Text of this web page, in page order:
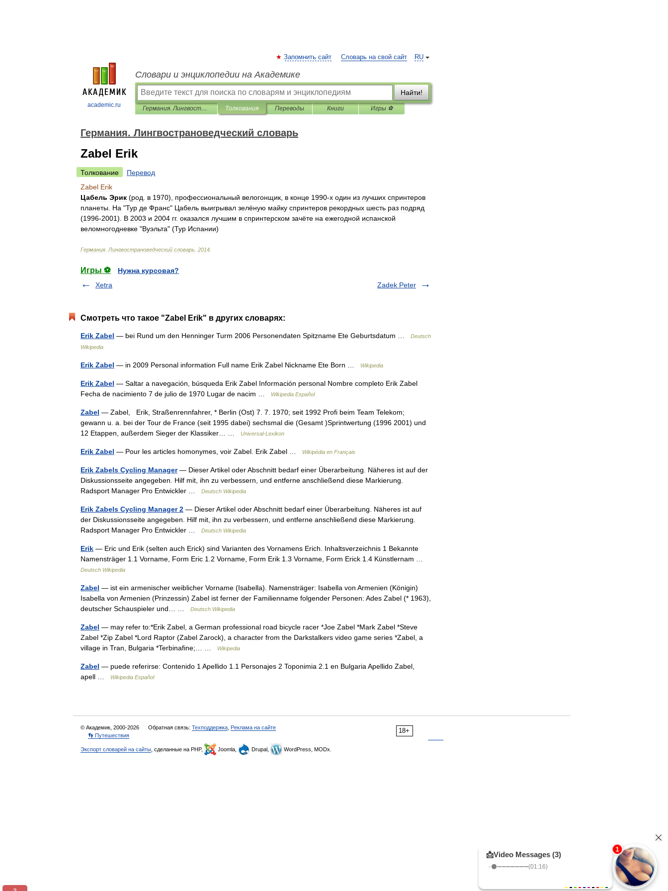
academic.ru
RU
Запомнить сайт Словарь на свой сайт
Словари и энциклопедии на Академике
Найти!
Германия. Лингвострановедческий словарь Толкования Переводы Книги Игры ⚽
Германия. Лингвострановедческий словарь
Zabel Erik
Толкование
Перевод
Zabel Erik
Цабель Эрик (род в 1970), профессиональный велогонщик в конце 1990-х один из лучших спринтеров
планеты На "Тур де Франс" Цабель выигрывал зелёную майку спринтеров рекордных шесть раз подряд
(1996-2001). В 2003 и 2004 гг. оказался лучшим в спринтерском зачёте на ежегодной испанской
веломногодневке "Вуэльта" (Тур Испании)
Германия Лингвострановедческий словарь 2014
Игры ⚽
Нужна курсовая?
Xetra
Zadek Peter
Смотреть что такое "Zabel Erik" в других словарях:
Erik Zabel — bei Rund um den Henninger Turm 2006 Personendaten Spitzname Ete Geburtsdatum …
Deutsch
Wikipedia
Erik Zabel — in 2009 Personal information Full name Erik Zabel Nickname Ete Born … Wikipedia
Erik Zabel — Saltar a navegación, búsqueda Erik Zabel Información personal Nombre completo Erik Zabel
Fecha de nacimiento 7 de julio de 1970 Lugar de nacim …
Wikipedia Español
Zabel — Zabel, Erik, Straßenrennfahrer, * Berlin (Ost) 7. 7. 1970; seit 1992 Profi beim Team Telekom;
gewann u. a. bei der Tour de France (seit 1995 dabei) sechsmal die (Gesamt )Sprintwertung (1996 2001) und
12 Etappen, außerdem Sieger der Klassiker… …
Universal-Lexikon
Erik Zabel — Pour les articles homonymes, voir Zabel. Erik Zabel … Wikipédia en Français
Erik Zabels Cycling Manager— Dieser Artikel oder Abschnitt bedarf einer Überarbeitung. Näheres ist auf der
Diskussionsseite angegeben. Hilf mit, ihn zu verbessern, und entferne anschließend diese Markierung.
Radsport Manager Pro Entwickler …
Deutsch Wikipedia
Erik Zabels Cycling Manager 2 — Dieser Artikel oder Abschnitt bedarf einer Überarbeitung. Näheres ist auf
der Diskussionsseite angegeben. Hilf mit, ihn zu verbessern, und entferne anschließend diese Markierung.
Radsport Manager Pro Entwickler …
Deutsch Wikipedia
Erik — Eric und Erik (selten auch Erick) sind Varianten des Vornamens Erich. Inhaltsverzeichnis 1 Bekannte
Namensträger 1.1 Vorname, Form Eric 1.2 Vorname, Form Erik 1.3 Vorname, Form Erick 1.4 Künstlernam …
Deutsch Wikipedia
Zabel — ist ein armenischer weiblicher Vorname (Isabella). Namensträger: Isabella von Armenien (Königin)
Isabella von Armenien (Prinzessin) Zabel ist ferner der Familienname folgender Personen: Ades Zabel (* 1963),
deutscher Schauspieler und… …
Deutsch Wikipedia
Zabel — may refer to:*Erik Zabel, a German professional road bicycle racer *Joe Zabel *Mark Zabel *Steve
Zabel *Zip Zabel *Lord Raptor (Zabel Zarock), a character from the Darkstalkers video game series *Zabel, a
village in Tran, Bulgaria *Terbinafine;… …
Wikipedia
Zabel — puede referirse: Contenido 1 Apellido 1.1 Personajes 2 Toponimia 2.1 en Bulgaria Apellido Zabel,
apell …
Wikipedia Español
18+
© Академик, 2000-2026 Обратная связь: Техподдержка Реклама на сайте
👣 Путешествия
Экспорт словарей на сайты , сделанные на PHP, Joomla, Drupal, WordPress, MODx.